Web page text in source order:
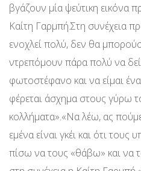
βγάζουν μία ψεύτικη εικόνα
Καίτη Γαρμπή.Στη συνέχεια
ενοχλεί πολύ, δεν θα
ντρεπόμουν πάρα πολύ να
φωτοστέφανο και να είμαι
φέρεται άσχημα στους γύρω
κολλήματα».«Να λέω, ας
εμένα είναι γκέι και ότι τους
πίσω να τους «θάβω» και να